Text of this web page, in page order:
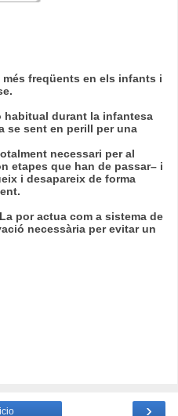
freqüents en els infants i
.
habitual durant la infantesa
se sent en perill per una
necessari per al
etapes que han de passar– i
i desapareix de forma
por actua com a sistema de
necessària per evitar un
›